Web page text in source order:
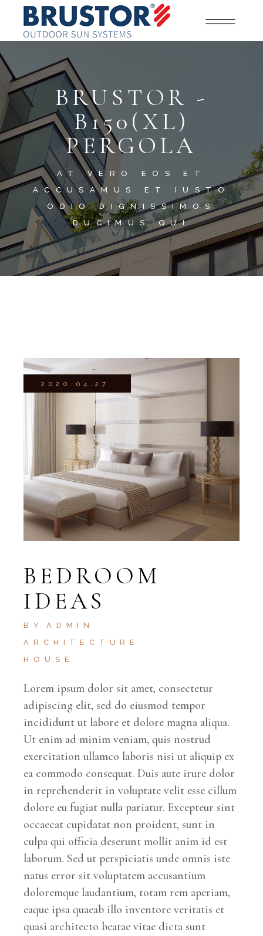
BRUSTOR -
B150(XL)
PERGOLA
AT VERO EOS ET
ACCUSAMUS ET IUSTO
ODIO DIGNISSIMOS
DUCIMUS QUI
2020.04.27.
BEDROOM
IDEAS
BY
ADMIN
ARCHITECTURE
HOUSE
Lorem ipsum dolor sit amet, consectetur
adipiscing elit, sed do eiusmod tempor
incididunt ut labore et dolore magna aliqua.
Ut enim ad minim veniam, quis nostrud
exercitation ullamco laboris nisi ut aliquip ex
ea commodo consequat. Duis aute irure dolor
in reprehenderit in voluptate velit esse cillum
dolore eu fugiat nulla pariatur. Excepteur sint
occaecat cupidatat non proident, sunt in
culpa qui officia deserunt mollit anim id est
laborum. Sed ut perspiciatis unde omnis iste
natus error sit voluptatem accusantium
doloremque laudantium, totam rem aperiam,
eaque ipsa quaeab illo inventore veritatis et
quasi architecto beatae vitae dicta sunt